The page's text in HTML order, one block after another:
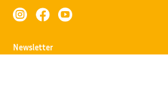
  
Newsletter